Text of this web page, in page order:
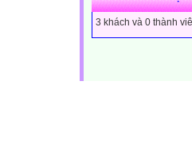
3 khách và 0 thành